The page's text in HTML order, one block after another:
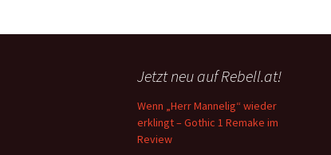
Jetzt neu auf Rebell.at!
Wenn „Herr Mannelig“ wieder
erklingt – Gothic 1 Remake im
Review